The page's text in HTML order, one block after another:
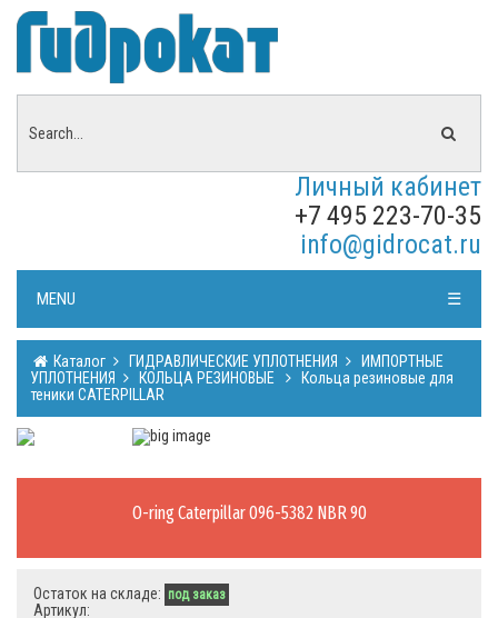
Личный кабинет
+7 495 223-70-35
info@gidrocat.ru
MENU ☰
Каталог ГИДРАВЛИЧЕСКИЕ УПЛОТНЕНИЯ
ИМПОРТНЫЕ
УПЛОТНЕНИЯ
КОЛЬЦА РЕЗИНОВЫЕ
Кольца резиновые для
теники CATERPILLAR
O-ring Caterpillar 096-5382 NBR 90
Остаток на складе: под заказ
Артикул: